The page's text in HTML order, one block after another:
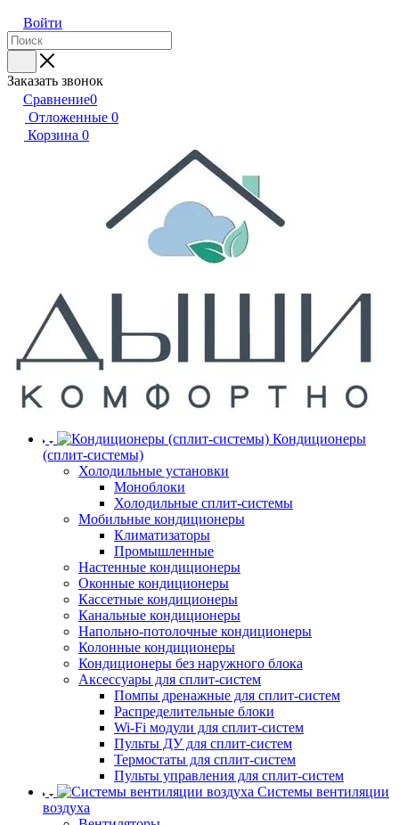
Войти
Заказать звонок
Сравнение0
Отложенные 0
Корзина 0
Кондиционеры
(сплит-системы)
Холодильные установки
Моноблоки
Холодильные сплит-системы
Мобильные кондиционеры
Климатизаторы
Промышленные
Настенные кондиционеры
Оконные кондиционеры
Кассетные кондиционеры
Канальные кондиционеры
Напольно-потолочные кондиционеры
Колонные кондиционеры
Кондиционеры без наружного блока
Аксессуары для сплит-систем
Помпы дренажные для сплит-систем
Распределительные блоки
Wi-Fi модули для сплит-систем
Пульты ДУ для сплит-систем
Термостаты для сплит-систем
Пульты управления для сплит-систем
Системы вентиляции
воздуха